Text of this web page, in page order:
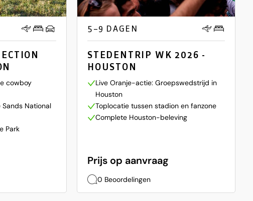
cowboy
National
Park
5–9 DAGEN
STEDENTRIP WK 2026 -
HOUSTON
Live Oranje-actie: Groepswedstrijd in
Houston
Toplocatie tussen stadion en fanzone
Complete Houston-beleving
Prijs op aanvraag
0 Beoordelingen